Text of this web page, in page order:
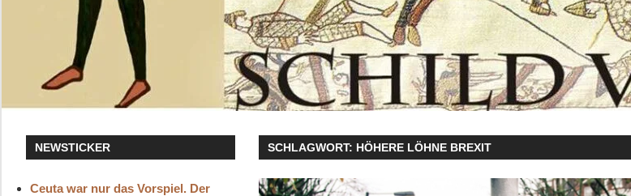
SCHLAGWORT: HÖHERE LÖHNE BREXIT
NEWSTICKER
Ceuta war nur das Vorspiel. Der